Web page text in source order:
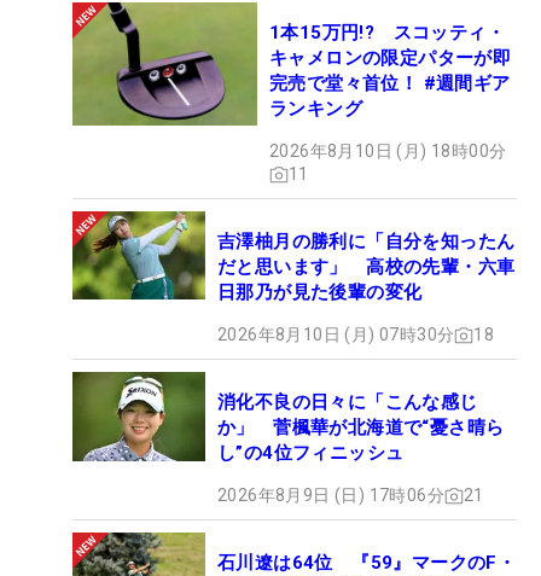
1本15万円!? スコッティ・
キャメロンの限定パターが即
完売で堂々首位！ #週間ギア
ランキング
2026年8月10日 (月) 18時00分
11
吉澤柚月の勝利に「自分を知ったん
だと思います」 高校の先輩・六車
日那乃が見た後輩の変化
2026年8月10日 (月) 07時30分 18
消化不良の日々に「こんな感じ
か」 菅楓華が北海道で“憂さ晴ら
し”の4位フィニッシュ
2026年8月9日 (日) 17時06分 21
石川遼は64位 『59』マークのF・